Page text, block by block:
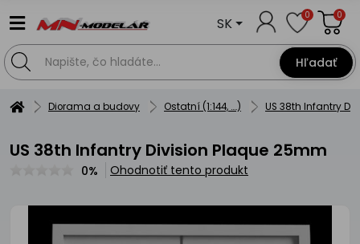
Hľadať
SK 0 0
Diorama a budovy Ostatní (1:144, ....) US 38th Infantry
US 38th Infantry Division Plaque 25mm
0% Ohodnotiť tento produkt